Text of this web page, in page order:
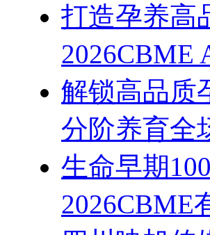
打造孕养高
2026CBME
解锁高品质
分阶养育全
生命早期
2026CBME